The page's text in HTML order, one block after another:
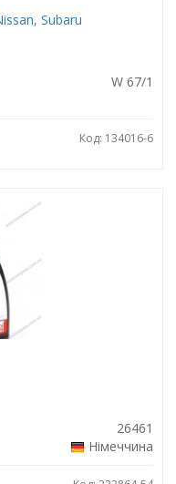
Subaru
W 67/1
Код: 134016-6
26461
Німеччина